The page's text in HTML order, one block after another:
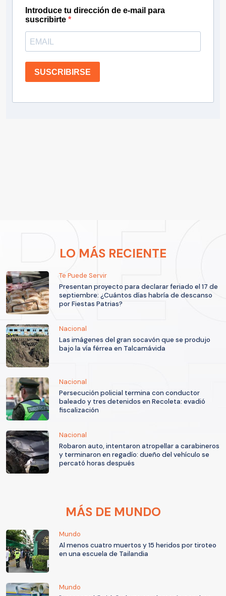
Introduce tu dirección de e-mail para
suscribirte
SUSCRIBIRSE
LO MÁS RECIENTE
Te Puede Servir
Presentan proyecto para declarar feriado el 17 de
septiembre: ¿Cuántos días habría de descanso
por Fiestas Patrias?
Nacional
Las imágenes del gran socavón que se produjo
bajo la vía férrea en Talcamávida
Nacional
Persecución policial termina con conductor
baleado y tres detenidos en Recoleta: evadió
fiscalización
Nacional
Robaron auto, intentaron atropellar a carabineros
y terminaron en regadío: dueño del vehículo se
percató horas después
MÁS DE MUNDO
Mundo
Al menos cuatro muertos y 15 heridos por tiroteo
en una escuela de Tailandia
Mundo